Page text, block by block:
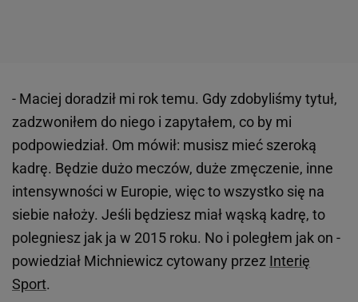
- Maciej doradził mi rok temu. Gdy zdobyliśmy tytuł,
zadzwoniłem do niego i zapytałem, co by mi
podpowiedział. Om mówił: musisz mieć szeroką
kadrę. Będzie dużo meczów, duże zmęczenie, inne
intensywności w Europie, więc to wszystko się na
siebie nałoży. Jeśli będziesz miał wąską kadrę, to
polegniesz jak ja w 2015 roku. No i poległem jak on -
powiedział Michniewicz cytowany przez Interię
Sport.